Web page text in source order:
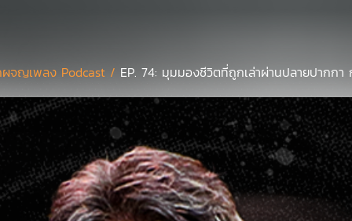
จญเพลง Podcast / EP. 74: มุมมองชีวิตที่ถูกเล่าผ่านปลายปากก